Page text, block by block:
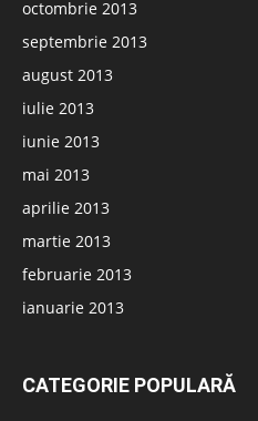
octombrie 2013
septembrie 2013
august 2013
iulie 2013
iunie 2013
mai 2013
aprilie 2013
martie 2013
februarie 2013
ianuarie 2013
CATEGORIE POPULARĂ